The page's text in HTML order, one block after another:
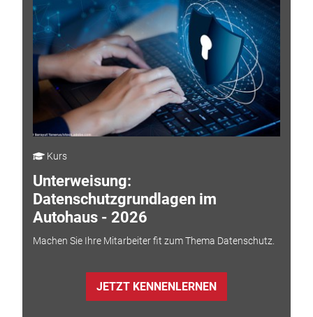
Kurs
Unterweisung:
Datenschutzgrundlagen im
Autohaus - 2026
Machen Sie Ihre Mitarbeiter fit zum Thema Datenschutz.
JETZT KENNENLERNEN